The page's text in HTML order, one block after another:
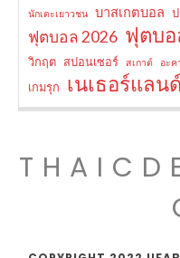
นักเตะเยาวชน บาสเกตบอล
ฟุตบอล 2026 ฟุตบอ
วิกฤต สปอนเซอร์ สเกาต์ อะค
เกมรุก เนเธอร์แลนด์